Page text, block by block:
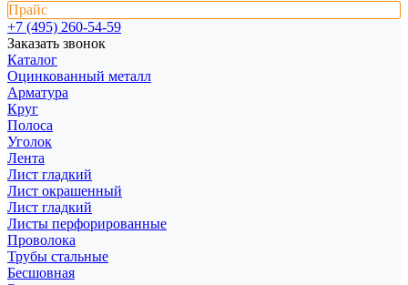
Прайс
+7 (495) 260-54-59
Заказать звонок
Каталог
Оцинкованный металл
Арматура
Круг
Полоса
Уголок
Лента
Лист гладкий
Лист окрашенный
Лист гладкий
Листы перфорированные
Проволока
Трубы стальные
Бесшовная